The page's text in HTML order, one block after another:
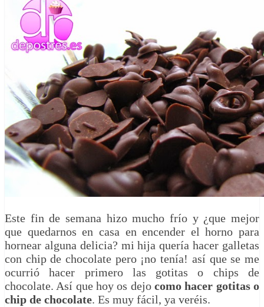
Este fin de semana hizo mucho frío y ¿que mejor
que quedarnos en casa en encender el horno para
hornear alguna delicia? mi hija quería hacer galletas
con chip de chocolate pero ¡no tenía! así que se me
ocurrió hacer primero las gotitas o chips de
chocolate. Así que hoy os dejo como hacer gotitas o
chip de chocolate. Es muy fácil, ya veréis.